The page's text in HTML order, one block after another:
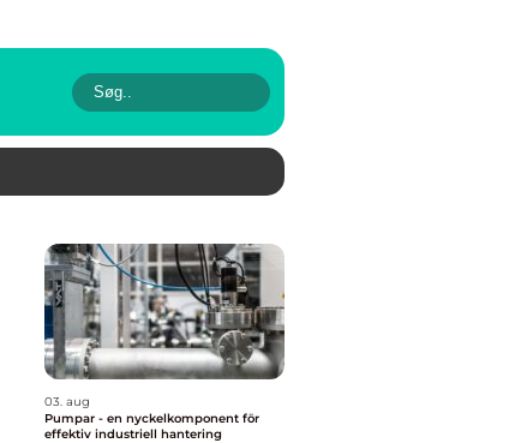
03. aug
Pumpar - en nyckelkomponent för
effektiv industriell hantering